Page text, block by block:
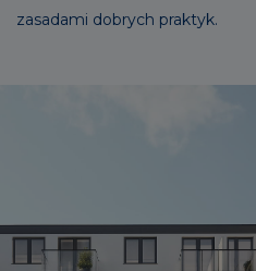
zasadami dobrych praktyk.